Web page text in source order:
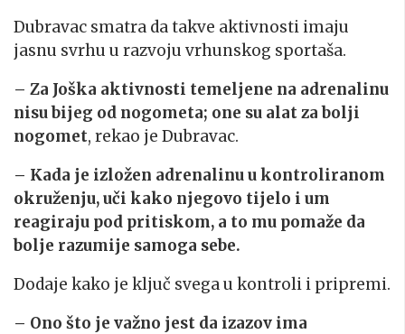
Dubravac smatra da takve aktivnosti imaju
jasnu svrhu u razvoju vrhunskog sportaša.
– Za Joška aktivnosti temeljene na adrenalinu
nisu bijeg od nogometa; one su alat za bolji
nogomet, rekao je Dubravac.
– Kada je izložen adrenalinu u kontroliranom
okruženju, uči kako njegovo tijelo i um
reagiraju pod pritiskom, a to mu pomaže da
bolje razumije samoga sebe.
Dodaje kako je ključ svega u kontroli i pripremi.
– Ono što je važno jest da izazov ima